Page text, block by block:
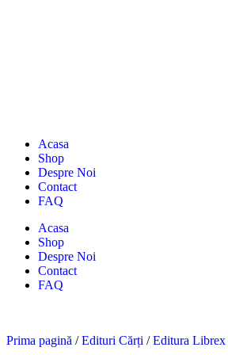
Acasa
Shop
Despre Noi
Contact
FAQ
Acasa
Shop
Despre Noi
Contact
FAQ
Prima pagină /Edituri Cărți /Editura Librex